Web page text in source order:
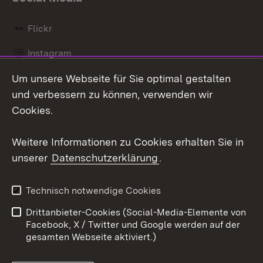
Flickr
Instagram
Social Wall
Barrierefreiheit
Benutzungshinweise
Impressum
Cookies
Um unsere Webseite für Sie optimal gestalten
und verbessern zu können, verwenden wir
Cookies.
Weitere Informationen zu Cookies erhalten Sie in
unserer Datenschutzerklärung.
Technisch notwendige Cookies
Drittanbieter-Cookies (Social-Media-Elemente von
Facebook, X / Twitter und Google werden auf der
gesamten Webseite aktiviert.)